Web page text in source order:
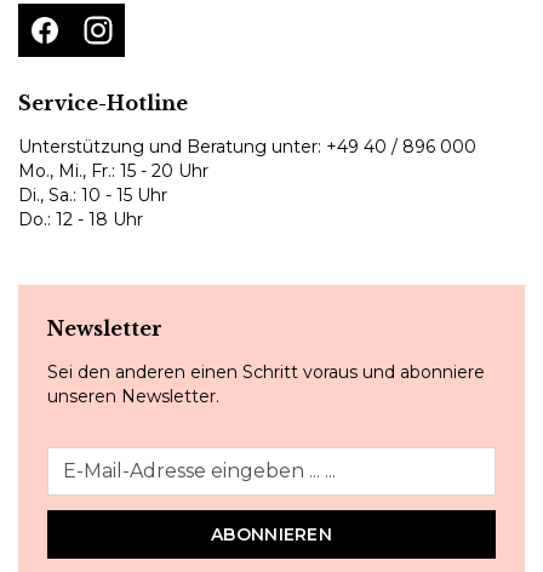
Service-Hotline
Unterstützung und Beratung unter: +49 40 / 896 000
Mo., Mi., Fr.: 15 - 20 Uhr
Di., Sa.: 10 - 15 Uhr
Do.: 12 - 18 Uhr
Newsletter
Sei den anderen einen Schritt voraus und abonniere
unseren Newsletter.
ABONNIEREN